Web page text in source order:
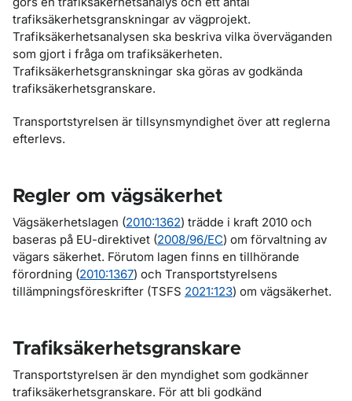
trafiksäkerhetsgranskningar av vägprojekt.
Trafiksäkerhetsanalysen ska beskriva vilka överväganden
som gjort i fråga om trafiksäkerheten.
Trafiksäkerhetsgranskningar ska göras av godkända
trafiksäkerhetsgranskare.
Transportstyrelsen är tillsynsmyndighet över att reglerna
efterlevs.
Regler om vägsäkerhet
Vägsäkerhetslagen (2010:1362) trädde i kraft 2010 och
baseras på EU-direktivet (2008/96/EC) om förvaltning av
vägars säkerhet. Förutom lagen finns en tillhörande
förordning (2010:1367) och Transportstyrelsens
tillämpningsföreskrifter (TSFS 2021:123) om vägsäkerhet.
Trafiksäkerhetsgranskare
Transportstyrelsen är den myndighet som godkänner
trafiksäkerhetsgranskare. För att bli godkänd